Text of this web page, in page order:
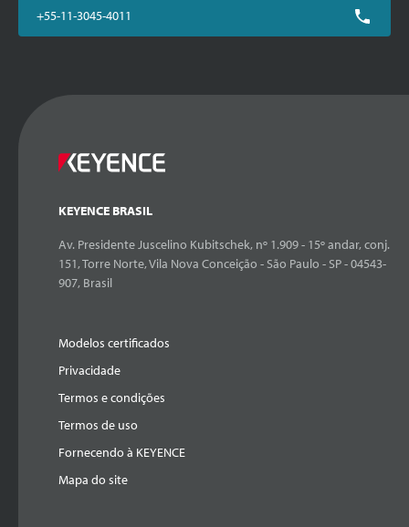
+55-11-3045-4011
KEYENCE BRASIL
Av. Presidente Juscelino Kubitschek, nº 1.909 - 15º andar, conj.
151, Torre Norte, Vila Nova Conceição - São Paulo - SP - 04543-
907, Brasil
Modelos certificados
Privacidade
Termos e condições
Termos de uso
Fornecendo à KEYENCE
Mapa do site